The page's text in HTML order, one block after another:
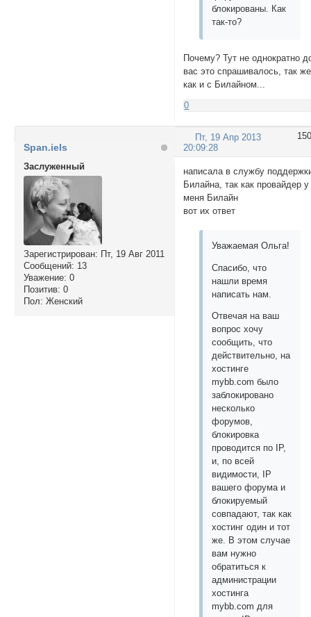
блокированы. Как
так-то?
Почему? Тут не однократно
вас это спрашивалось, так же
как и с Билайном...
0
150
Пт, 19 Апр 2013
20:09:28
Span.iels
Заслуженный
Зарегистрирован: Пт, 19 Авг 2011
Сообщений: 13
Уважение: 0
Позитив: 0
Пол: Женский
написала в службу
Билайна, так как провайдер у
меня Билайн
вот их ответ
Уважаемая Ольга!
Спасибо, что
нашли время
написать нам.
Отвечая на ваш
вопрос хочу
сообщить, что
действительно, на
хостинге
mybb.com было
заблокировано
несколько
форумов,
блокировка
проводится по IP,
и, по всей
видимости, IP
вашего форума и
блокируемый
совпадают, так как
хостинг один и тот
же. В этом случае
вам нужно
обратиться к
администрации
хостинга
mybb.com для